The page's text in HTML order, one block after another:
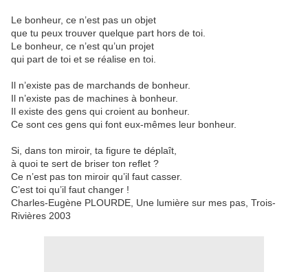
Le bonheur, ce n’est pas un objet
que tu peux trouver quelque part hors de toi.
Le bonheur, ce n’est qu’un projet
qui part de toi et se réalise en toi.
Il n’existe pas de marchands de bonheur.
Il n’existe pas de machines à bonheur.
Il existe des gens qui croient au bonheur.
Ce sont ces gens qui font eux-mêmes leur bonheur.
Si, dans ton miroir, ta figure te déplaît,
à quoi te sert de briser ton reflet ?
Ce n’est pas ton miroir qu’il faut casser.
C’est toi qu’il faut changer !
Charles-Eugène PLOURDE, Une lumière sur mes pas, Trois-
Rivières 2003